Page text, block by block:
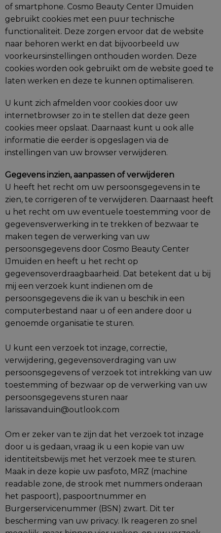
of smartphone. Cosmo Beauty Center IJmuiden
gebruikt cookies met een puur technische
functionaliteit. Deze zorgen ervoor dat de website
naar behoren werkt en dat bijvoorbeeld uw
voorkeursinstellingen onthouden worden. Deze
cookies worden ook gebruikt om de website goed te
laten werken en deze te kunnen optimaliseren.
U kunt zich afmelden voor cookies door uw
internetbrowser zo in te stellen dat deze geen
cookies meer opslaat. Daarnaast kunt u ook alle
informatie die eerder is opgeslagen via de
instellingen van uw browser verwijderen.
Gegevens inzien, aanpassen of verwijderen
U heeft het recht om uw persoonsgegevens in te
zien, te corrigeren of te verwijderen. Daarnaast heeft
u het recht om uw eventuele toestemming voor de
gegevensverwerking in te trekken of bezwaar te
maken tegen de verwerking van uw
persoonsgegevens door Cosmo Beauty Center
IJmuiden en heeft u het recht op
gegevensoverdraagbaarheid. Dat betekent dat u bij
mij een verzoek kunt indienen om de
persoonsgegevens die ik van u beschik in een
computerbestand naar u of een andere door u
genoemde organisatie te sturen.
U kunt een verzoek tot inzage, correctie,
verwijdering, gegevensoverdraging van uw
persoonsgegevens of verzoek tot intrekking van uw
toestemming of bezwaar op de verwerking van uw
persoonsgegevens sturen naar
larissavanduin@outlook.com
Om er zeker van te zijn dat het verzoek tot inzage
door u is gedaan, vraag ik u een kopie van uw
identiteitsbewijs met het verzoek mee te sturen.
Maak in deze kopie uw pasfoto, MRZ (machine
readable zone, de strook met nummers onderaan
het paspoort), paspoortnummer en
Burgerservicenummer (BSN) zwart. Dit ter
bescherming van uw privacy. Ik reageren zo snel